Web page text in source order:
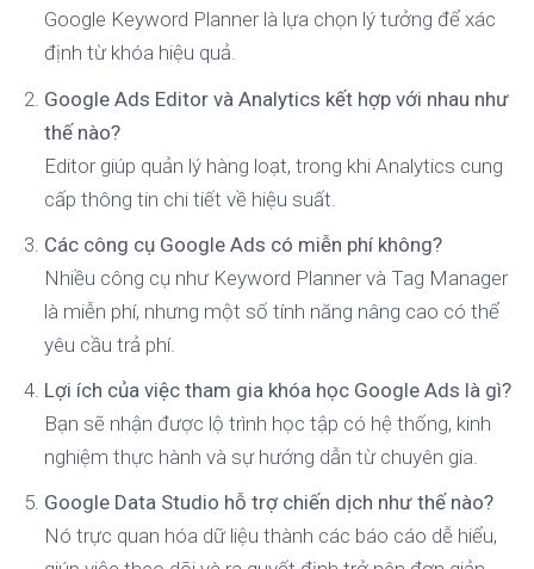
Google Keyword Planner là lựa chọn lý tưởng để xác
định từ khóa hiệu quả.
Google Ads Editor và Analytics kết hợp với nhau như
thế nào?
Editor giúp quản lý hàng loạt, trong khi Analytics cung
cấp thông tin chi tiết về hiệu suất.
Các công cụ Google Ads có miễn phí không?
Nhiều công cụ như Keyword Planner và Tag Manager
là miễn phí, nhưng một số tính năng nâng cao có thể
yêu cầu trả phí.
Lợi ích của việc tham gia khóa học Google Ads là gì?
Bạn sẽ nhận được lộ trình học tập có hệ thống, kinh
nghiệm thực hành và sự hướng dẫn từ chuyên gia.
Google Data Studio hỗ trợ chiến dịch như thế nào?
Nó trực quan hóa dữ liệu thành các báo cáo dễ hiểu,